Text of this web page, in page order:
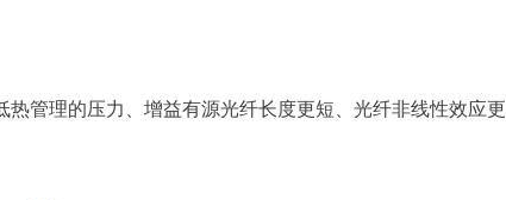
热管理的压力、增益有源光纤长度更短、光纤非线性效应更